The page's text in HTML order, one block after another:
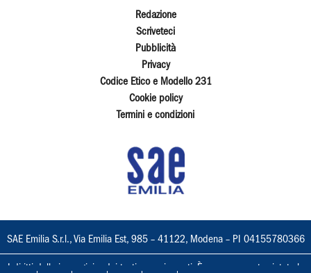
Redazione
Scriveteci
Pubblicità
Privacy
Codice Etico e Modello 231
Cookie policy
Termini e condizioni
SAE Emilia S.r.l., Via Emilia Est, 985 – 41122, Modena – PI 04155780366
I diritti delle immagini e dei testi sono riservati. È espressamente vietata la